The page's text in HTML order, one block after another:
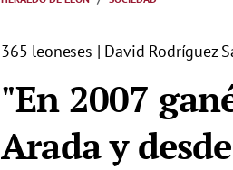
365 leoneses | David Rodríguez
"En 2007
Arada y